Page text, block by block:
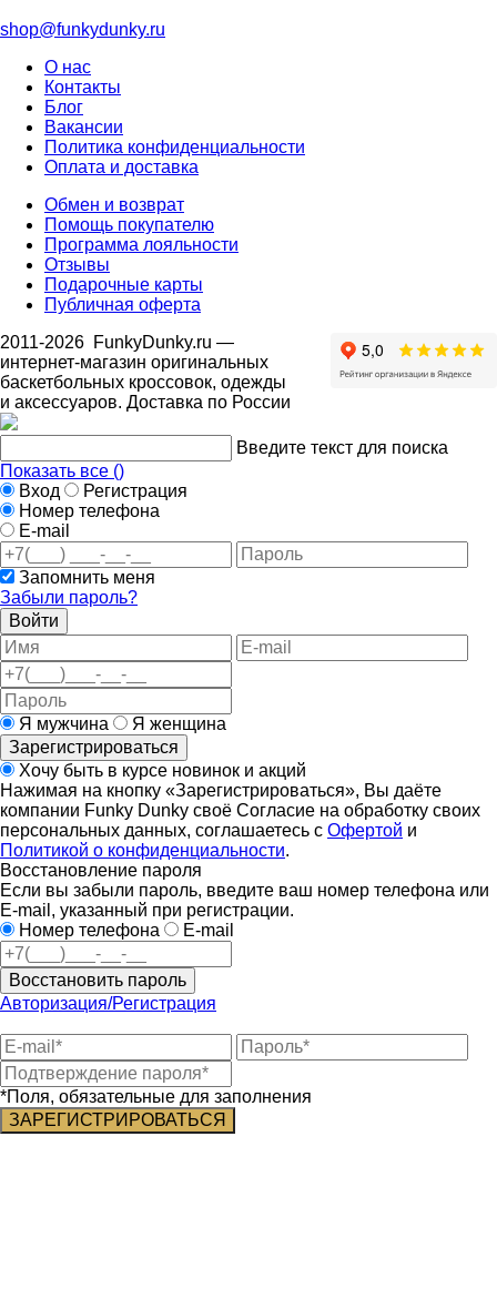
shop@funkydunky.ru
О нас
Контакты
Блог
Вакансии
Политика конфиденциальности
Оплата и доставка
Обмен и возврат
Помощь покупателю
Программа лояльности
Отзывы
Подарочные карты
Публичная оферта
2011-2026 FunkyDunky.ru —
интернет-магазин оригинальных
баскетбольных кроссовок, одежды
и аксессуаров. Доставка по России
Введите текст для поиска
Показать все ()
Вход
Регистрация
Номер телефона
E-mail
Запомнить меня
Забыли пароль?
Войти
Я мужчина
Я женщина
Зарегистрироваться
Хочу быть в курсе новинок и акций
Нажимая на кнопку «Зарегистрироваться», Вы даёте
компании Funky Dunky своё Согласие на обработку своих
персональных данных, соглашаетесь с Офертой и
Политикой о конфиденциальности.
Восстановление пароля
Если вы забыли пароль, введите ваш номер телефона или
E-mail, указанный при регистрации.
Номер телефона
E-mail
Восстановить пароль
Авторизация/Регистрация
*Поля, обязательные для заполнения